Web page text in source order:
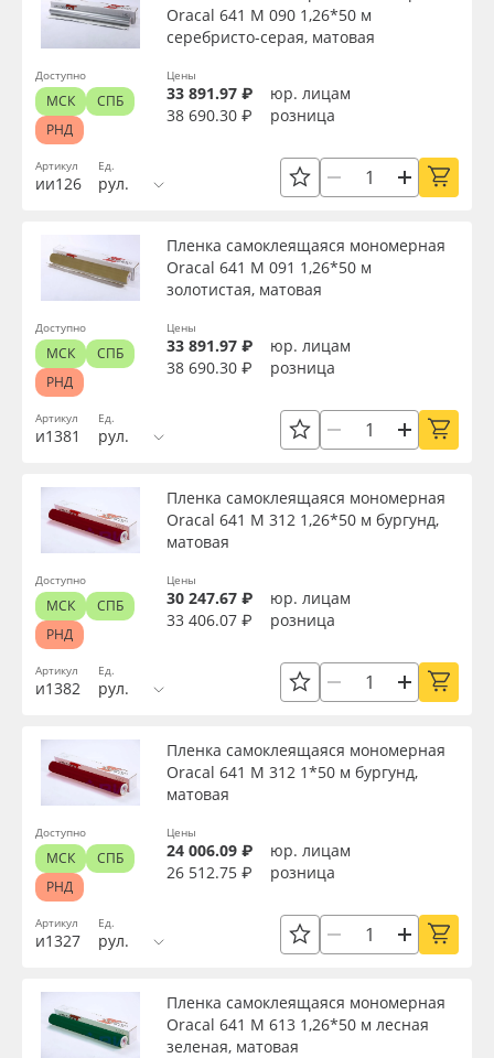
Артикул
ии126
Oracal 641 M 090 1,26*50 м
серебристо-серая, матовая
Ед.
рул.
Цены
33 891.97 ₽
юр. лицам
38 690.30 ₽
розница
Доступно
МСК
СПБ
РНД
Артикул
и1381
Пленка самоклеящаяся мономерная
Oracal 641 M 091 1,26*50 м
золотистая, матовая
Ед.
рул.
Цены
33 891.97 ₽
юр. лицам
38 690.30 ₽
розница
Доступно
МСК
СПБ
РНД
Артикул
и1382
Пленка самоклеящаяся мономерная
Oracal 641 M 312 1,26*50 м бургунд,
матовая
Ед.
рул.
Цены
30 247.67 ₽
юр. лицам
33 406.07 ₽
розница
Доступно
МСК
СПБ
РНД
Артикул
и1327
Пленка самоклеящаяся мономерная
Oracal 641 M 312 1*50 м бургунд,
матовая
Ед.
рул.
Цены
24 006.09 ₽
юр. лицам
26 512.75 ₽
розница
Доступно
МСК
СПБ
РНД
Пленка самоклеящаяся мономерная
Oracal 641 M 613 1,26*50 м лесная
зеленая, матовая